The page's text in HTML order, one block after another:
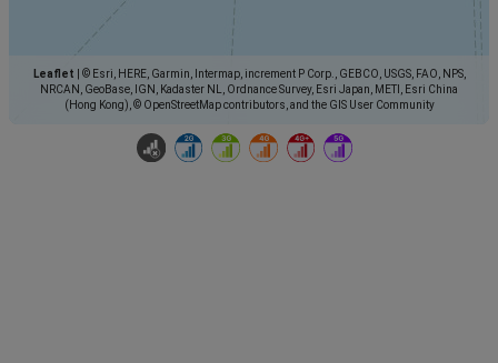
Leaflet
© Esri, HERE, Garmin, Intermap, increment P Corp., GEBCO, USGS, FAO, NPS,
NRCAN, GeoBase, IGN, Kadaster NL, Ordnance Survey, Esri Japan, METI, Esri China
(Hong Kong), © OpenStreetMap contributors, and the GIS User Community